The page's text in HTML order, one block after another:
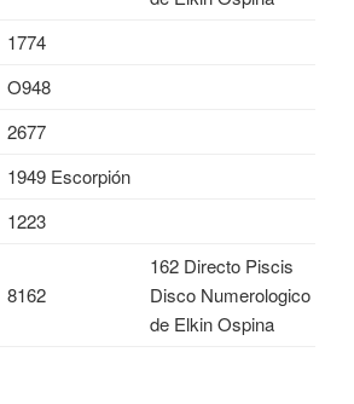
1774
O948
2677
1949 Escorpión
1223
8162
162 Directo Piscis
Disco Numerologico
de Elkin Ospina